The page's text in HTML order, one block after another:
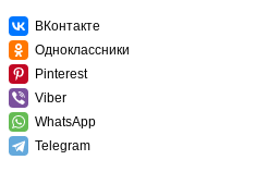
ВКонтакте
Одноклассники
Pinterest
Viber
WhatsApp
Telegram